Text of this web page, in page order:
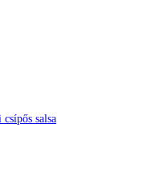
salsa